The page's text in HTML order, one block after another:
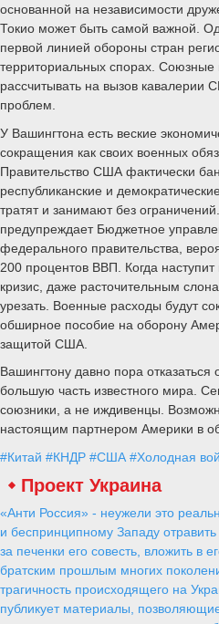
основанной на независимости
Токио может быть самой важной.
первой линией обороны стран
территориальных спорах. Союзные
рассчитывать на вызов
проблем.
У Вашингтона есть веские
сокращения как своих военных
Правительство США фактически
республиканские и
тратят и занимают без
предупреждает Бюджетное
федерального правительства,
200 процентов ВВП. Когда
кризис, даже расточительным
урезать. Военные расходы будут
обширное пособие на оборону
защитой США.
Вашингтону давно пора
большую часть известного мира.
союзники, а не иждивенцы.
настоящим партнером Америки в
#Китай #КНДР #США #Холодная
Проект Украина
«Анти Россия» - неужели это
и беспринципному Западу
за печенки его совесть, вложить в
братским прошлым многих
трагичность происходящего на
публикует материалы,